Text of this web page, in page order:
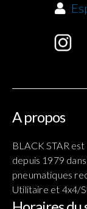
A propos
BLACK STAR
depuis 1979
pneumatiques
Utilitaire et 4x4/